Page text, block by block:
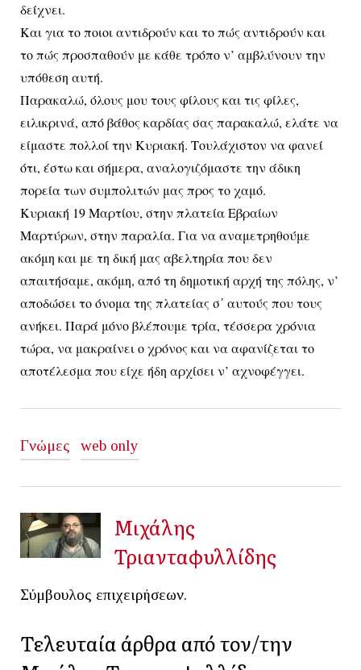
δείχνει.
Και για το ποιοι αντιδρούν και το πώς αντιδρούν και
το πώς προσπαθούν με κάθε τρόπο ν’ αμβλύνουν την
υπόθεση αυτή.
Παρακαλώ, όλους μου τους φίλους και τις φίλες,
ειλικρινά, από βάθος καρδίας σας παρακαλώ, ελάτε να
είμαστε πολλοί την Κυριακή. Τουλάχιστον να φανεί
ότι, έστω και σήμερα, αναλογιζόμαστε την άδικη
πορεία των συμπολιτών μας προς το χαμό.
Κυριακή 19 Μαρτίου, στην πλατεία Εβραίων
Μαρτύρων, στην παραλία. Για να αναμετρηθούμε
ακόμη και με τη δική μας αβελτηρία που δεν
απαιτήσαμε, ακόμη, από τη δημοτική αρχή της πόλης, ν’
αποδώσει το όνομα της πλατείας σ΄ αυτούς που τους
ανήκει. Παρά μόνο βλέπουμε τρία, τέσσερα χρόνια
τώρα, να μακραίνει ο χρόνος και να αφανίζεται το
αποτέλεσμα που είχε ήδη αρχίσει ν’ αχνοφέγγει.
Γνώμες web only
Μιχάλης
Τριανταφυλλίδης
Σύμβουλος επιχειρήσεων.
Τελευταία άρθρα από τον/την